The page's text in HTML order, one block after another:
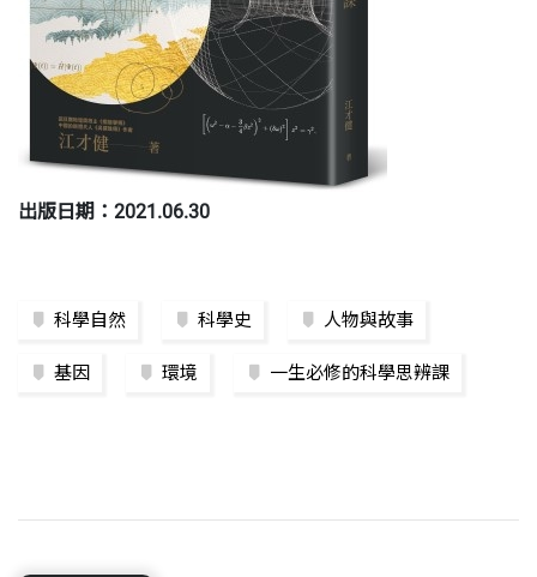
出版日期：2021.06.30
科學自然 科學史 人物與故事
基因 環境 一生必修的科學思辨課